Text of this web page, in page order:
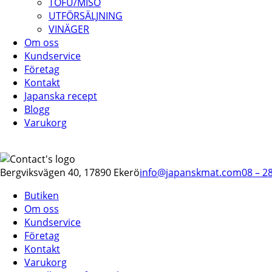
UTFÖRSÄLJNING
VINÄGER
Om oss
Kundservice
Företag
Kontakt
Japanska recept
Blogg
Varukorg
Bergviksvägen 40, 17890 Ekeröinfo@japanskmat.com08 –
Butiken
Om oss
Kundservice
Företag
Kontakt
Varukorg